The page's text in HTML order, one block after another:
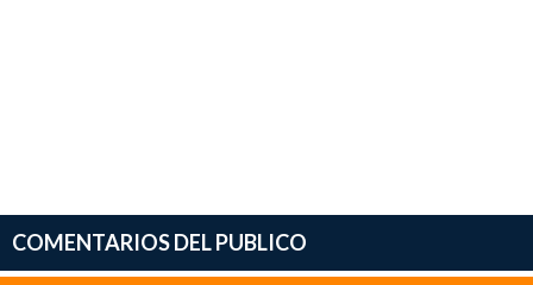
COMENTARIOS DEL PUBLICO